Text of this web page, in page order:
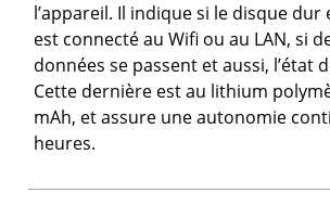
l’appareil. Il indique si le disque dur
est connecté au Wifi ou au LAN, si
données se passent et aussi, l’état
Cette dernière est au lithium
mAh, et assure une autonomie
heures.